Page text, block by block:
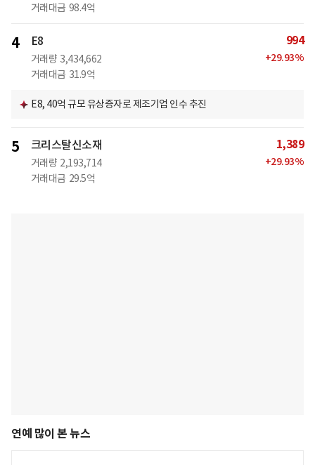
거래대금 98.4억
4 E8
거래량 3,434,662
거래대금 31.9억
994
+29.93%
E8, 40억 규모 유상증자로 제조기업 인수 추진
5 크리스탈신소재
거래량 2,193,714
거래대금 29.5억
1,389
+29.93%
연예 많이 본 뉴스